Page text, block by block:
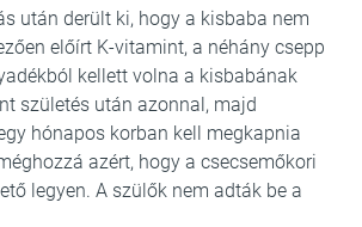
után derült ki, hogy a kisbaba nem
előírt K-vitamint, a néhány csepp
kellett volna a kisbabának
születés után azonnal, majd
hónapos korban kell megkapnia
azért, hogy a csecsemőkori
legyen. A szülők nem adták be a